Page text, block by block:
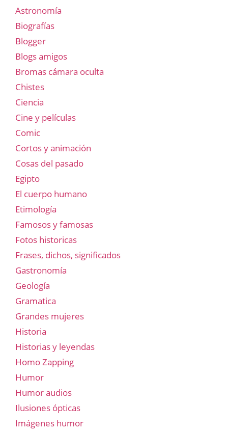
Astronomía
Biografías
Blogger
Blogs amigos
Bromas cámara oculta
Chistes
Ciencia
Cine y películas
Comic
Cortos y animación
Cosas del pasado
Egipto
El cuerpo humano
Etimología
Famosos y famosas
Fotos historicas
Frases, dichos, significados
Gastronomía
Geología
Gramatica
Grandes mujeres
Historia
Historias y leyendas
Homo Zapping
Humor
Humor audios
Ilusiones ópticas
Imágenes humor